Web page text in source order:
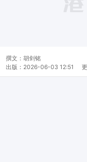
撰文： 胡剑铭
出版： 2026-06-03 12:51